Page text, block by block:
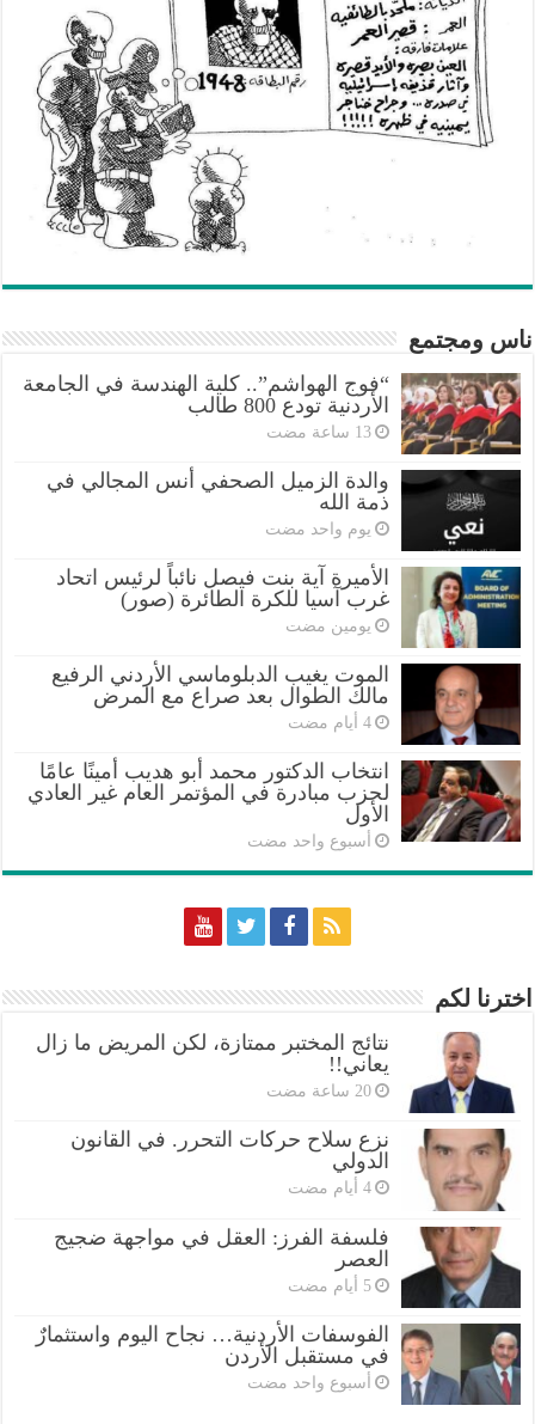
ناس ومجتمع
“فوج الهواشم”.. كلية الهندسة في الجامعة
الأردنية تودع 800 طالب
‏13 ساعة مضت
والدة الزميل الصحفي أنس المجالي في
ذمة الله
‏يوم واحد مضت
الأميرة آية بنت فيصل نائباً لرئيس اتحاد
غرب آسيا للكرة الطائرة (صور)
‏يومين مضت
الموت يغيب الدبلوماسي الأردني الرفيع
مالك الطوال بعد صراع مع المرض
‏4 أيام مضت
انتخاب الدكتور محمد أبو هديب أمينًا عامًا
لحزب مبادرة في المؤتمر العام غير العادي
الأول
‏أسبوع واحد مضت
اخترنا لكم
نتائج المختبر ممتازة، لكن المريض ما زال
يعاني!!
‏20 ساعة مضت
نزع سلاح حركات التحرر. في القانون
الدولي
‏4 أيام مضت
فلسفة الفرز: العقل في مواجهة ضجيج
العصر
‏5 أيام مضت
الفوسفات الأردنية… نجاح اليوم واستثمارٌ
في مستقبل الأردن
‏أسبوع واحد مضت